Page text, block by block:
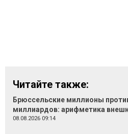
Читайте также:
Брюссельские миллионы
миллиардов: арифметика
08.08.2026 09:14